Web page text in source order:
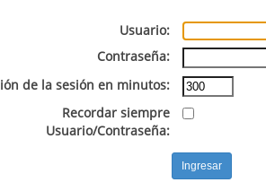
Usuario:
Contraseña:
de la sesión en minutos:
Recordar siempre
Usuario/Contraseña: